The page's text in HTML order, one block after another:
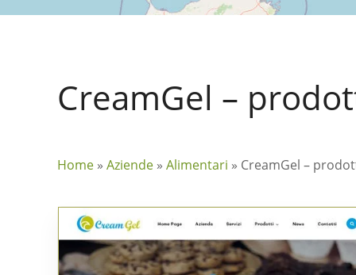
CreamGel –
Home » Aziende » Alimentari » CreamGel –